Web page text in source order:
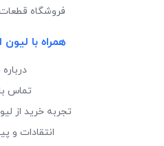
فروشگاه
همراه با
درباره
تماس
تجربه خرید از
انتقادات و